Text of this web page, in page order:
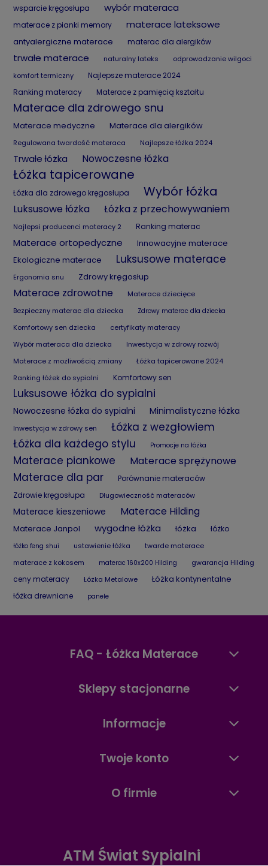
wsparcie kręgosłupa wybór materaca
materace z pianki memory materace lateksowe
antyalergiczne materace materac dla alergików
trwałe materace naturalny lateks
odprowadzanie wilgoci
komfort termiczny
Najlepsze materace 2024
Ranking materacy
Materace z pamięcią kształtu
Materace dla zdrowego snu
Materace medyczne Materace dla alergików
Regulowana twardość materaca Najlepsze łóżka 2024
Trwałe łóżka Nowoczesne łóżka
Łóżka tapicerowane
Łóżka dla zdrowego kręgosłupa Wybór łóżka
Luksusowe łóżka Łóżka z przechowywaniem
Najlepsi producenci materacy 2 Ranking materac
Materace ortopedyczne
Innowacyjne materace
Ekologiczne materace
Luksusowe materace
Ergonomia snu Zdrowy kręgosłup
Materace zdrowotne
Materace dziecięce
Bezpieczny materac dla dziecka
Zdrowy materac dla dziecka
Komfortowy sen dziecka
certyfikaty materacy
Wybór materaca dla dziecka
Inwestycja w zdrowy rozwój
Materace z możliwością zmiany
Łóżka tapicerowane 2024
Ranking łóżek do sypialni
Komfortowy sen
Luksusowe łóżka do sypialni
Nowoczesne łóżka do sypialni Minimalistyczne łóżka
Inwestycja w zdrowy sen
Łóżka z wezgłowiem
Łóżka dla każdego stylu
Promocje na łóżka
Materace piankowe Materace sprężynowe
Materace dla par
Porównanie materaców
Zdrowie kręgosłupa
Długowieczność materaców
Materace kieszeniowe Materace Hilding
Materace Janpol wygodne łóżka łóżka łóżko
łóżko feng shui ustawienie łóżka
twarde materace
materace z kokosem
materac 160x200 Hilding gwarancja Hilding
ceny materacy Łóżka Metalowe Łóżka kontynentalne
łóżka drewniane panele
FAQ - Łóżka Materace
Sklepy stacjonarne
Informacje
Twoje konto
O firmie
ATM Świat Sypialni